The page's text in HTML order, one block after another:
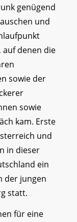
genügend
und
denen die
sowie der
sowie
kam. Erste
und
in dieser
ein
der jungen
statt.
für eine